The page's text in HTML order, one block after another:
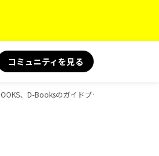
コミュニティを見る
、D-Booksのガイドブック一覧